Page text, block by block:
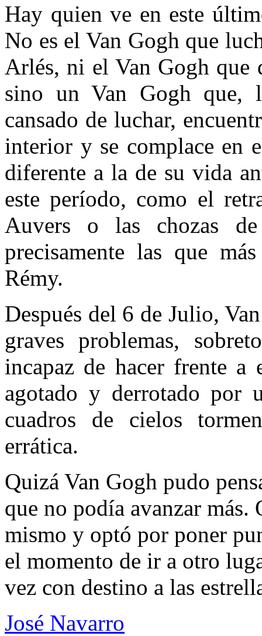
Hay quien ve en este
No es el Van Gogh que
Arlés, ni el Van Gogh que
sino un Van Gogh que,
cansado de luchar,
interior y se complace en
diferente a la de su vida
este período, como el
Auvers o las chozas
precisamente las que
Rémy.
Después del 6 de Julio,
graves problemas,
incapaz de hacer frente a
agotado y derrotado por
cuadros de cielos
errática.
Quizá Van Gogh pudo
que no podía avanzar
mismo y optó por poner
el momento de ir a otro
vez con destino a las
José Navarro